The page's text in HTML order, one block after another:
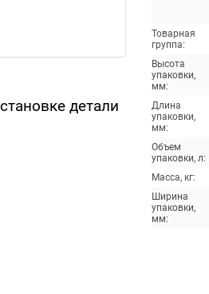
детали
Товарная
группа:
Высота
упаковки,
мм:
Длина
упаковки,
мм:
Объем
упаковки, л:
Масса, кг:
Ширина
упаковки,
мм: